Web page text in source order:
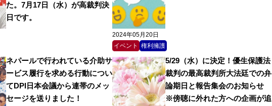
た。7月17日（水）が高裁判決
日です。
2024年05月20日
ネパールで行われている介助サ
ービス履行を求める行動につい
てDPI日本会議から連帯のメッ
セージを送りました！
イベント 権利擁護
5/29（水）に決定！優生保護法
裁判の最高裁判所大法廷での弁
論期日と報告集会のお知らせ
※傍聴に外れた方への企画が追